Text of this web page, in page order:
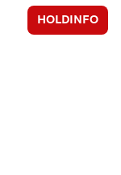
HOLDINFO